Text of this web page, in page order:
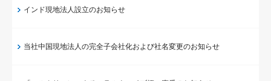
インド現地法人設立のお知らせ
当社中国現地法人の完全子会社化および社名変更のお知らせ